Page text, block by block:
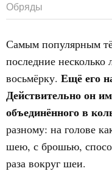
Обряды
Самым популярным
последние
восьмёрку. Ещё его
Действительно он
объединённого в
разному: на голове
шею, с брошью,
раза вокруг шеи.